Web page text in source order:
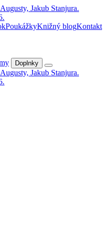
PoukážkyKnižný blogKontakt
Doplnky